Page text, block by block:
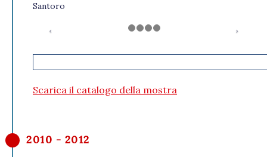
Santoro
Scarica il catalogo della mostra
2010 - 2012